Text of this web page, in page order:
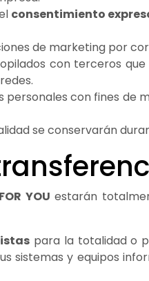
consentimiento
de marketing por
con terceros que
con fines de
se conservarán
YOU estarán
para la totalidad o
sistemas y equipos